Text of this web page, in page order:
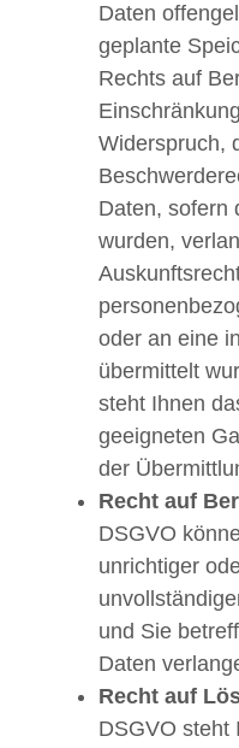
Daten
geplante
Rechts auf
Widerspruch,
Daten, sofern
wurden,
oder an eine
übermittelt
steht Ihnen
geeigneten
der
Recht auf
DSGVO
unrichtiger
und Sie
Daten
Recht auf
DSGVO steht